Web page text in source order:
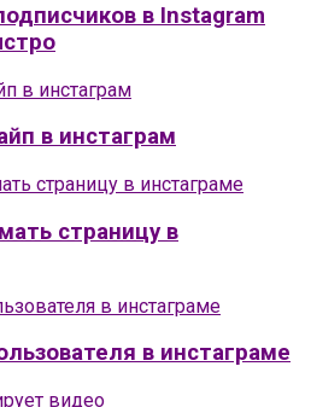
в Instagram
в инстаграм
страницу в
в инстаграме